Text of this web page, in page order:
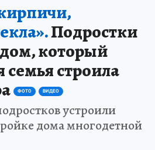
Подростки
который
строила
ФОТО ВИДЕО
устроили
дома многодетной